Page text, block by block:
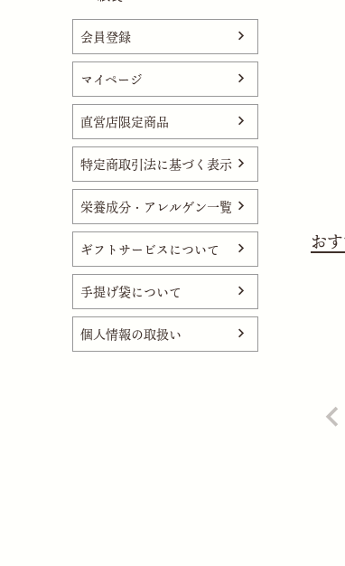
会員登録
マイページ
直営店限定商品
特定商取引法に基づく表示
栄養成分・アレルゲン一覧
ギフトサービスについて
手提げ袋について
個人情報の取扱い
お